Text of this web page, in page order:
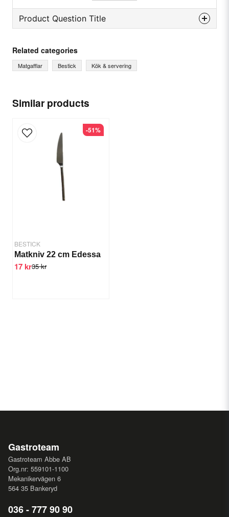
Similar products
BESTICK
Matkniv 22 cm Edessa
35 kr
17 kr
-51%
Product Question Title
Ask us something about this product...
Name
email
Email
Yes, you can publish my question.
Related categories
Matgafflar Bestick Kök & servering
Gastroteam
Gastroteam Abbe AB
Org.nr: 559101-1100
Mekanikervägen 6
564 35 Bankeryd
036 - 777 90 90